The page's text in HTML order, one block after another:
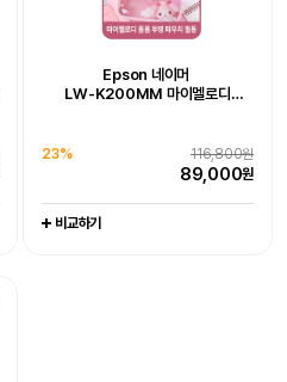
Epson 네이머
LW-K200MM 마이멜로디
116,800원
23%
89,000원
비교하기
Epson Workforce DS-1730
539,000원
비교하기